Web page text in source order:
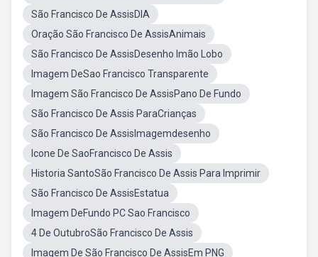
São Francisco De AssisDIA
Oração São Francisco De AssisAnimais
São Francisco De AssisDesenho Imão Lobo
Imagem DeSao Francisco Transparente
Imagem São Francisco De AssisPano De Fundo
São Francisco De Assis ParaCrianças
São Francisco De AssisImagemdesenho
Icone De SaoFrancisco De Assis
Historia SantoSão Francisco De Assis Para Imprimir
São Francisco De AssisEstatua
Imagem DeFundo PC Sao Francisco
4 De OutubroSão Francisco De Assis
Imagem De São Francisco De AssisEm PNG